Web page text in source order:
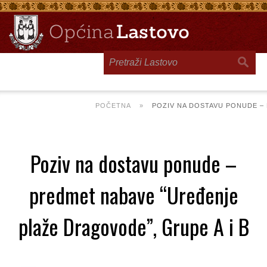
POČETNA » POZIV NA DOSTAVU PONUDE
Poziv na dostavu ponude –
predmet nabave “Uređenje
plaže Dragovode”, Grupe A i B